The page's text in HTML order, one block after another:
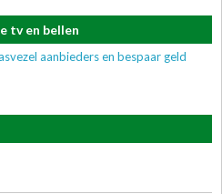
tv en bellen
aanbieders en bespaar geld